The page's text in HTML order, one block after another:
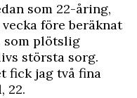
som 22-åring,
före beräknat
som plötslig
största sorg.
fick jag två fina
22.